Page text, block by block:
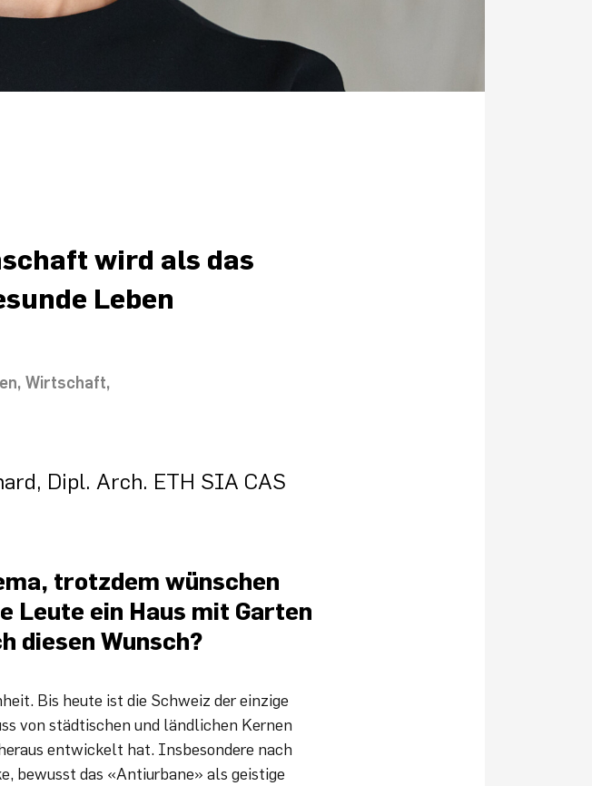
wird als das
Leben
Wirtschaft
Dipl. Arch. ETH SIA CAS
trotzdem wünschen
Leute ein Haus mit Garten
diesen Wunsch?
Bis heute ist die Schweiz der einzige
von städtischen und ländlichen Kernen
entwickelt hat. Insbesondere nach
bewusst das «Antiurbane» als geistige